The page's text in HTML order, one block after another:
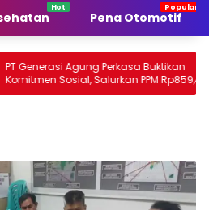
Pena Otomotif
Agung Perkasa Buktikan
Sosial, Salurkan PPM Rp859,4
Masyarakat Lingkar